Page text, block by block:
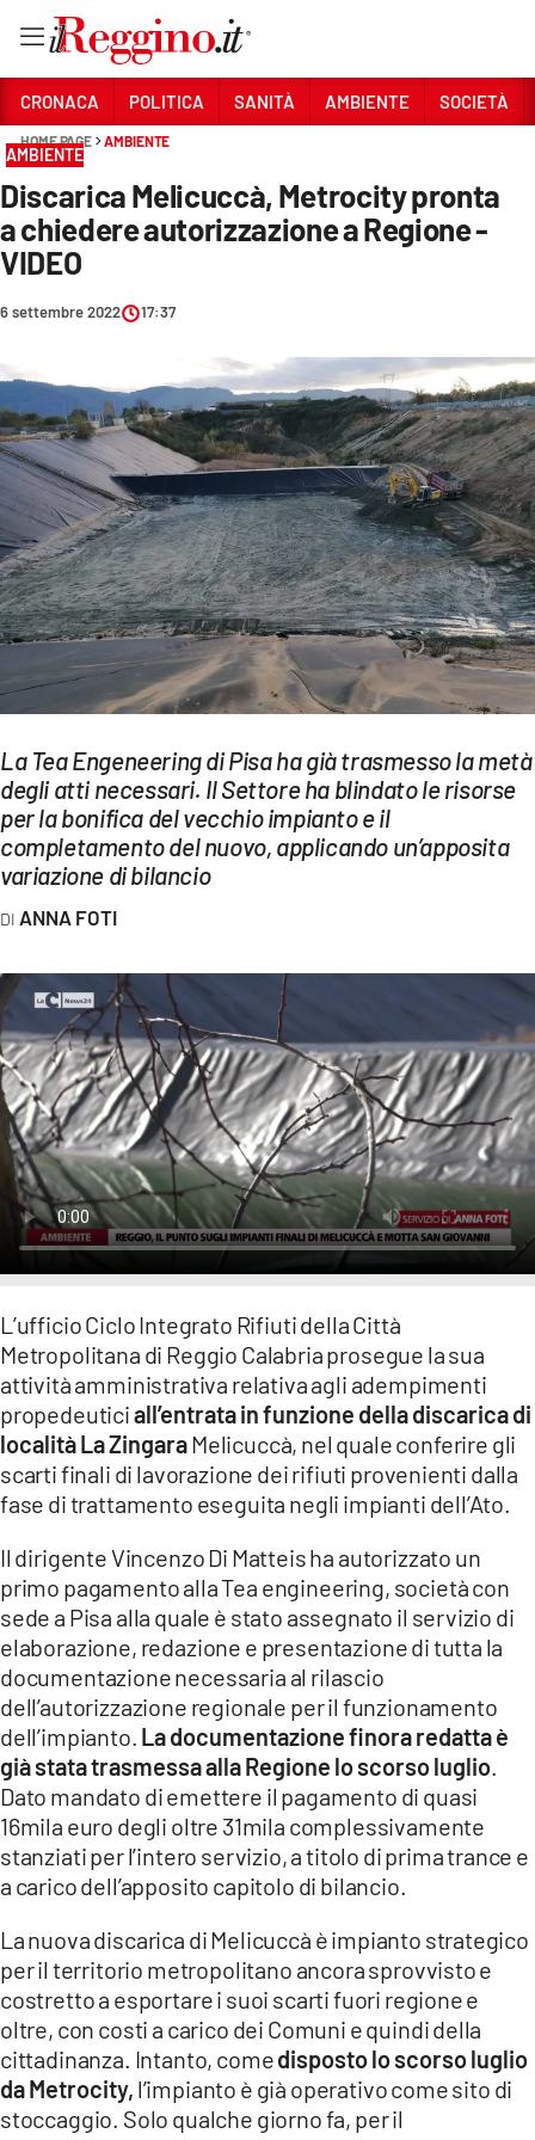
Sezioni
CRONACA
POLITICA
SANITÀ
SOCIETÀ
CULTURA
ECONOMIA E LAVORO
EVENTI
SPORT
Streaming
LAC NETWORK
LAC ONAIR
Network
LACTV.IT
LACONAIR.IT
LACITYMAG.IT
ILREGGINO.IT
COSENZACHANNEL.IT
CATANZAROCHANNEL.IT
LACAPITALENEWS.IT
App
ANDROID
CRONACA POLITICA SANITÀ AMBIENTE SOCIETÀ
HOME PAGE AMBIENTE
AMBIENTE
Discarica Melicuccà, Metrocity pronta
a chiedere autorizzazione a Regione -
VIDEO
6 settembre 2022 17:37
La Tea Engeneering di Pisa ha già trasmesso la metà
degli atti necessari. Il Settore ha blindato le risorse
per la bonifica del vecchio impianto e il
completamento del nuovo, applicando un’apposita
variazione di bilancio
ANNA FOTI
L’ufficio Ciclo Integrato Rifiuti della Città
Metropolitana di Reggio Calabria prosegue la sua
attività amministrativa relativa agli adempimenti
propedeuticiall’entrata in funzione della discarica di
località La ZingaraMelicuccà, nel quale conferire gli
scarti finali di lavorazione dei rifiuti provenienti dalla
fase di trattamento eseguita negli impianti dell’Ato.
Il dirigente Vincenzo Di Matteis ha autorizzato un
primo pagamento alla Tea engineering, società con
sede a Pisa alla quale è stato assegnato il servizio di
elaborazione, redazione e presentazione di tutta la
documentazione necessaria al rilascio
dell’autorizzazione regionale per il funzionamento
dell’impianto. La documentazione finora redatta è
già stata trasmessa alla Regione lo scorso luglio
Dato mandato di emettere il pagamento di quasi
16mila euro degli oltre 31mila complessivamente
stanziati per l’intero servizio, a titolo di prima trance e
a carico dell’apposito capitolo di bilancio.
La nuova discarica di Melicuccà è impianto strategico
per il territorio metropolitano ancora sprovvisto e
costretto a esportare i suoi scarti fuori regione e
oltre, con costi a carico dei Comuni e quindi della
cittadinanza. Intanto, comedisposto lo scorso luglio
da Metrocity, l’impianto è già operativo come sito di
stoccaggio. Solo qualche giorno fa, per il